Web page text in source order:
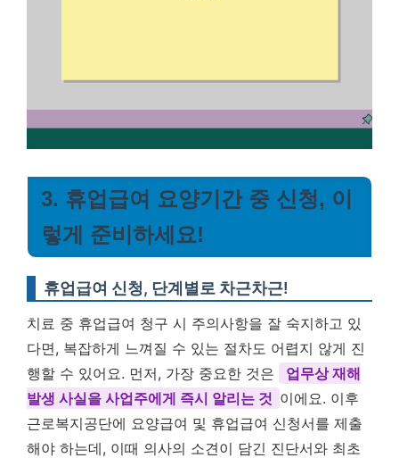
3. 휴업급여 요양기간 중 신청, 이
렇게 준비하세요!
휴업급여 신청, 단계별로 차근차근!
치료 중 휴업급여 청구 시 주의사항을 잘 숙지하고 있
다면, 복잡하게 느껴질 수 있는 절차도 어렵지 않게 진
행할 수 있어요. 먼저, 가장 중요한 것은
업무상 재해
발생 사실을 사업주에게 즉시 알리는 것 이에요. 이후
근로복지공단에 요양급여 및 휴업급여 신청서를 제출
해야 하는데, 이때 의사의 소견이 담긴 진단서와 최초